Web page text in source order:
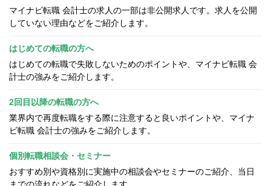
マイナビ転職 会計士の求人の一部は非公開求人です。求人を公開
していない理由などをご紹介します。
はじめての転職の方へ
はじめての転職で失敗しないためのポイントや、マイナビ転職 会
計士の強みをご紹介します。
2回目以降の転職の方へ
業界内で再度転職をする際に注意すると良いポイントや、マイナ
ビ転職 会計士の強みをご紹介します。
個別転職相談会・セミナー
おすすめ別や資格別に実施中の相談会やセミナーのご紹介、当日
までの流れなどをご紹介します。